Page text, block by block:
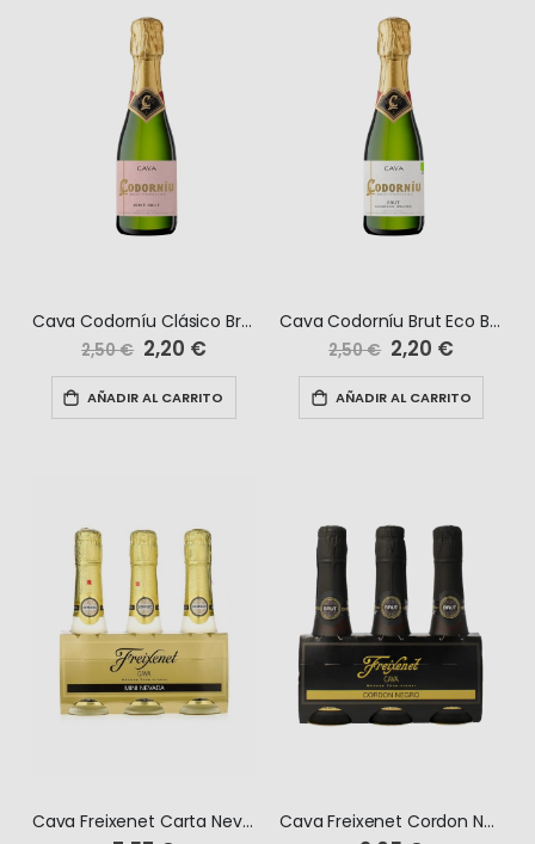
Cava Codorníu Clásico Brut Ecológico Rose Benjamín
2,50 € Precio
especial
2,20 €
AÑADIR AL CARRITO
Cava Codorníu Brut Eco Benjamín
2,50 € Precio
especial
2,20 €
AÑADIR AL CARRITO
Cava Freixenet Carta Nevada Benjamin Pack 3 unidades Cava Freixenet Cordon Negro Brut Benjamin Pack 3 unidades
7,95 € especial
6,35 € 4,25 € especial
3,85 €